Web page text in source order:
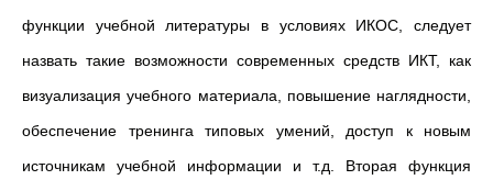
функции учебной литературы в условиях ИКОС, следует
назвать такие возможности современных средств ИКТ, как
визуализация учебного материала, повышение наглядности,
обеспечение тренинга типовых умений, доступ к новым
источникам учебной информации и т.д. Вторая функция